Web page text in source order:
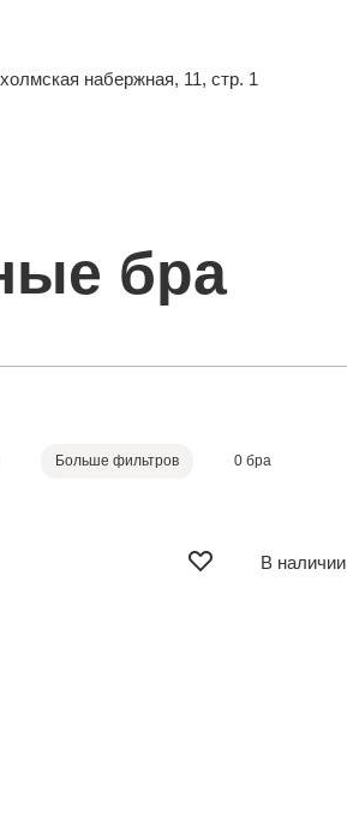
набержная, 11, стр. 1
бра
Больше фильтров 0 бра
В наличии